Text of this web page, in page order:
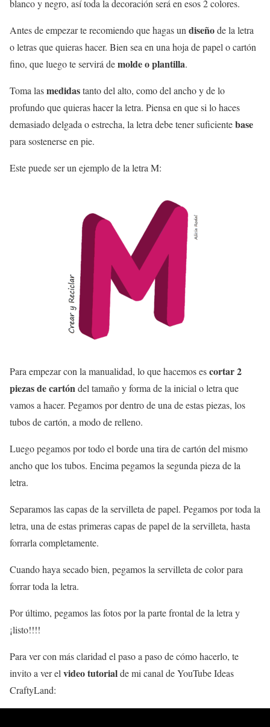
blanco y negro, así toda la decoración será en esos 2 colores.
Antes de empezar te recomiendo que hagas un diseñode la letra
o letras que quieras hacer. Bien sea en una hoja de papel o cartón
fino, que luego te servirá demolde o plantilla.
Toma lasmedidastanto del alto, como del ancho y de lo
profundo que quieras hacer la letra. Piensa en que si lo haces
demasiado delgada o estrecha, la letra debe tener suficientebase
para sostenerse en pie.
Este puede ser un ejemplo de la letra M:
Para empezar con la manualidad, lo que hacemos escortar 2
piezas de cartóndel tamaño y forma de la inicial o letra que
vamos a hacer. Pegamos por dentro de una de estas piezas, los
tubos de cartón, a modo de relleno.
Luego pegamos por todo el borde una tira de cartón del mismo
ancho que los tubos. Encima pegamos la segunda pieza de la
letra.
Separamos las capas de la servilleta de papel. Pegamos por toda la
letra, una de estas primeras capas de papel de la servilleta, hasta
forrarla completamente.
Cuando haya secado bien, pegamos la servilleta de color para
forrar toda la letra.
Por último, pegamos las fotos por la parte frontal de la letra y
¡listo!!!!
Para ver con más claridad el paso a paso de cómo hacerlo, te
invito a ver el video tutorialde mi canal de YouTube Ideas
CraftyLand: